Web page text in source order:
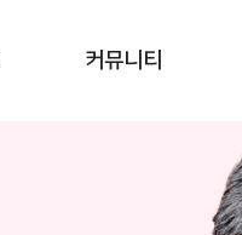
커뮤니티